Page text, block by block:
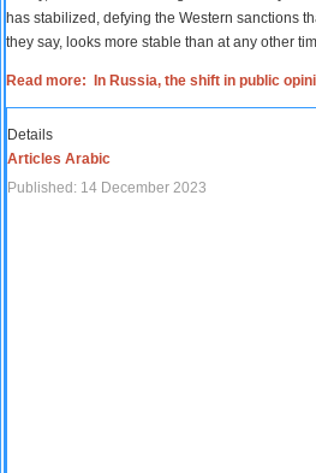
has stabilized, defying the Western sanctions
they say, looks more stable than at any other
Read more: In Russia, the shift in public
Details
Articles Arabic
Published: 14 December 2023